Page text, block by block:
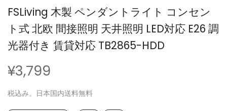
FSLiving 木製 ペンダントライト コンセン
ト式 北欧 間接照明 天井照明 LED対応 E26 調
光器付き 賃貸対応 TB2865-HDD
¥3,799
税込み。日本国内送料無料